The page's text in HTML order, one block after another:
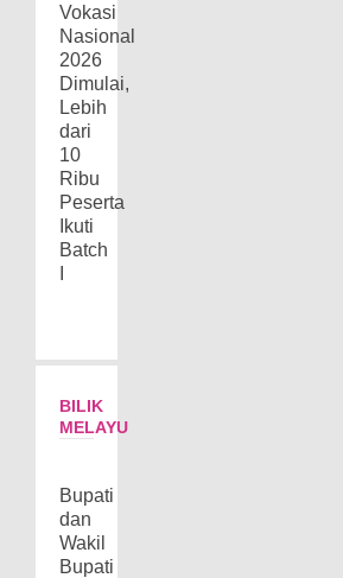
Vokasi
Nasional
2026
Dimulai,
Lebih
dari
10
Ribu
Peserta
Ikuti
Batch
BILIK
MELAYU
Bupati
dan
Wakil
Bupati